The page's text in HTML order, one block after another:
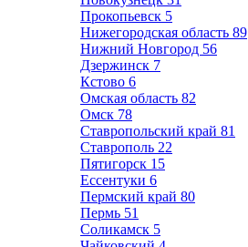
Прокопьевск 5
Нижегородская область 89
Нижний Новгород 56
Дзержинск 7
Кстово 6
Омская область 82
Омск 78
Ставропольский край 81
Ставрополь 22
Пятигорск 15
Ессентуки 6
Пермский край 80
Пермь 51
Соликамск 5